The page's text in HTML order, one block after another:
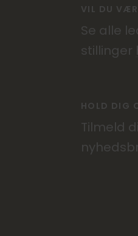
VIL DU
Se alle
stillinger
HOLD DIG
Tilmeld